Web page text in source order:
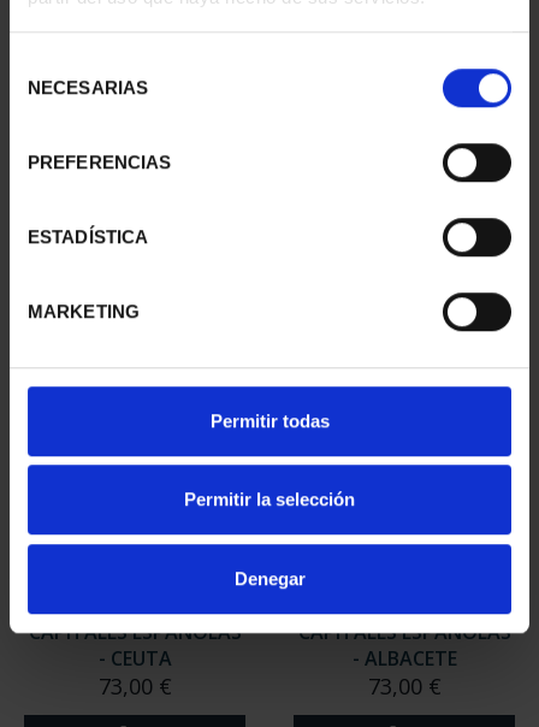
NECESARIAS
PREFERENCIAS
ESTADÍSTICA
MARKETING
Permitir todas
Permitir la selección
Denegar
- LAS PALMAS
73,00 €
- BARCELONA
CAPITALES ESPAÑOLAS
- CEUTA
73,00 €
CAPITALES ESPAÑOLAS
- ALBACETE
73,00 €